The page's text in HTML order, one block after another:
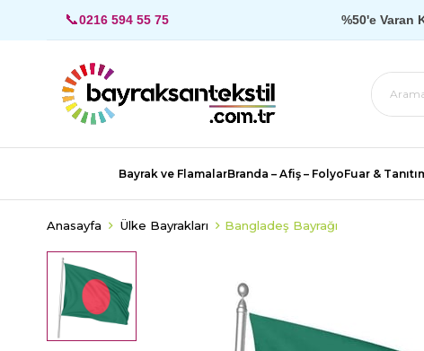
📞0216 594 55 75 %50'e Varan
Bayrak ve FlamalarBranda – Afiş – FolyoFuar &
Anasayfa Ülke Bayrakları Bangladeş Bayrağı